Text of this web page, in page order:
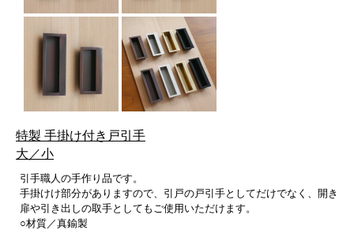
特製 手掛け付き戸引手
大／小
引手職人の手作り品です。
手掛けけ部分がありますので、引戸の戸引手としてだけでなく、開き
扉や引き出しの取手としてもご使用いただけます。
○材質／真鍮製